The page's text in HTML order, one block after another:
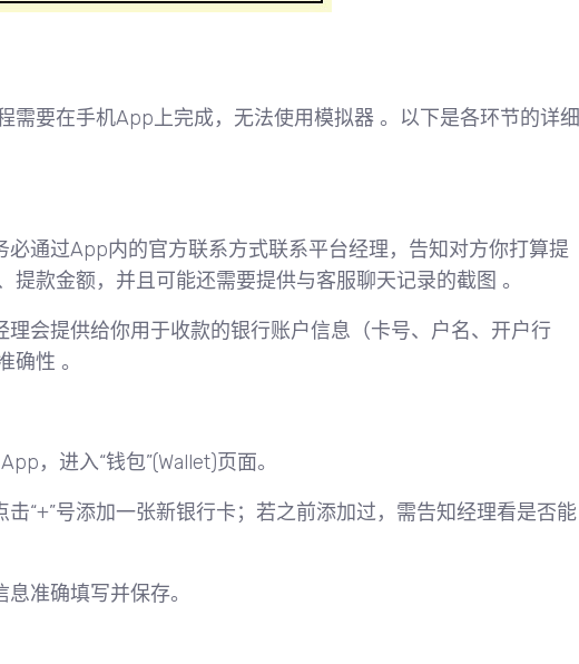
需要在手机App上完成，无法使用模拟器 。以下是各环节的详细
必通过App内的官方联系方式联系平台经理，告知对方你打算提
提款金额，并且可能还需要提供与客服聊天记录的截图 。
理会提供给你用于收款的银行账户信息（卡号、户名、开户行
确性 。
，进入“钱包”(Wallet)页面。
“+”号添加一张新银行卡；若之前添加过，需告知经理看是否能
准确填写并保存。